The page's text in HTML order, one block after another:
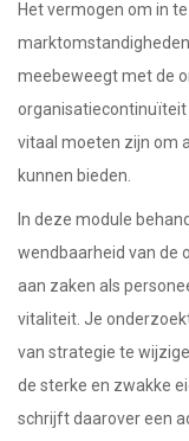
Het vermogen om in
meebeweegt met de
organisatiecontinuïteit
vitaal moeten zijn om
kunnen bieden.
In deze module
wendbaarheid van de
aan zaken als
vitaliteit. Je
van strategie te
de sterke en zwakke
schrijft daarover een